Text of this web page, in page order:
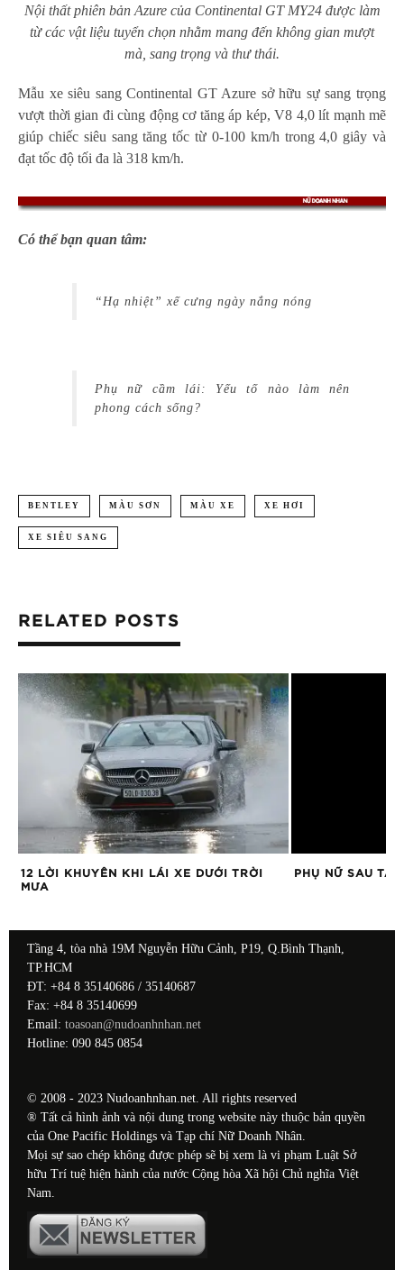
Nội thất phiên bản Azure của Continental GT MY24 được làm
từ các vật liệu tuyển chọn nhằm mang đến không gian mượt
mà, sang trọng và thư thái.
Mẫu xe siêu sang Continental GT Azure sở hữu sự sang trọng
vượt thời gian đi cùng động cơ tăng áp kép, V8 4,0 lít mạnh mẽ
giúp chiếc siêu sang tăng tốc từ 0-100 km/h trong 4,0 giây và
đạt tốc độ tối đa là 318 km/h.
Có thể bạn quan tâm:
“Hạ nhiệt” xế cưng ngày nắng nóng
Phụ nữ cầm lái: Yếu tố nào làm nên
phong cách sống?
BENTLEY MÀU SƠN MÀU XE XE HƠI
XE SIÊU SANG
RELATED POSTS
12 LỜI KHUYÊN KHI LÁI XE DƯỚI TRỜI
MƯA
PHỤ NỮ SAU
Tầng 4, tòa nhà 19M Nguyễn Hữu Cảnh, P19, Q.Bình Thạnh,
TP.HCM
ĐT: +84 8 35140686 / 35140687
Fax: +84 8 35140699
Email: toasoan@nudoanhnhan.net
Hotline: 090 845 0854
© 2008 - 2023 Nudoanhnhan.net. All rights reserved
® Tất cả hình ảnh và nội dung trong website này thuộc bản quyền
của One Pacific Holdings và Tạp chí Nữ Doanh Nhân.
Mọi sự sao chép không được phép sẽ bị xem là vi phạm Luật Sở
hữu Trí tuệ hiện hành của nước Cộng hòa Xã hội Chủ nghĩa Việt
Nam.